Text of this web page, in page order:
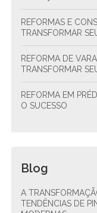
REFORMAS E CONSTRUÇÕES: GUIA COMPLETO PARA
TRANSFORMAR
REFORMA DE VARANDAS: GUIA COMPLETO PARA
TRANSFORMAR
REFORMA EM PRÉDIO RESIDENCIAL: GUIA PRÁTICO PARA
O SUCESSO
Blog
A TRANSFORMAÇÃO DA SUA CASA: DICAS E
TENDÊNCIAS DE